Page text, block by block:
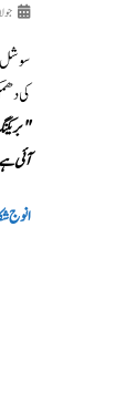
سوشل
کی دھمکی دینے
آئی
انوج